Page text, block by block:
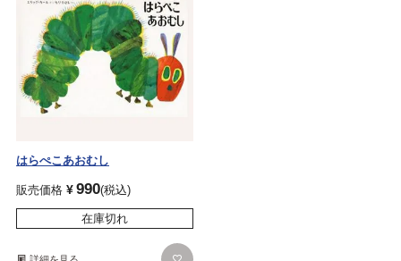
はらぺこあおむし
販売価格 ¥990 税込
在庫切れ